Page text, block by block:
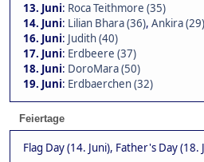
13. Juni: Roca Teithmore (35)
14. Juni: Lilian Bhara (36), Ankira (29)
16. Juni: Judith (40)
17. Juni: Erdbeere (37)
18. Juni: DoroMara (50)
19. Juni: Erdbaerchen (32)
Feiertage
Flag Day (14. Juni), Father's Day (18.